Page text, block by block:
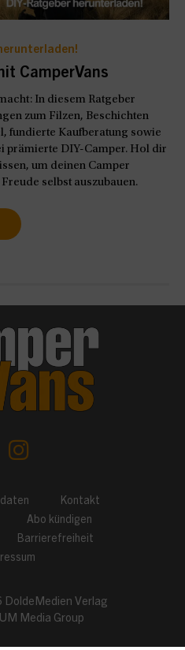
CamperVans
In diesem Ratgeber
zum Filzen, Beschichten
fundierte Kaufberatung sowie
prämierte DIY-Camper. Hol dir
um deinen Camper
selbst auszubauen.
Kontakt
Abo kündigen
Barrierefreiheit
DoldeMedien Verlag
Media Group